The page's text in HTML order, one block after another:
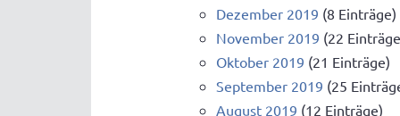
Dezember 2019 (8 Einträge)
November 2019 (22
Oktober 2019 (21 Einträge)
September 2019 (25
August 2019 (12 Einträge)